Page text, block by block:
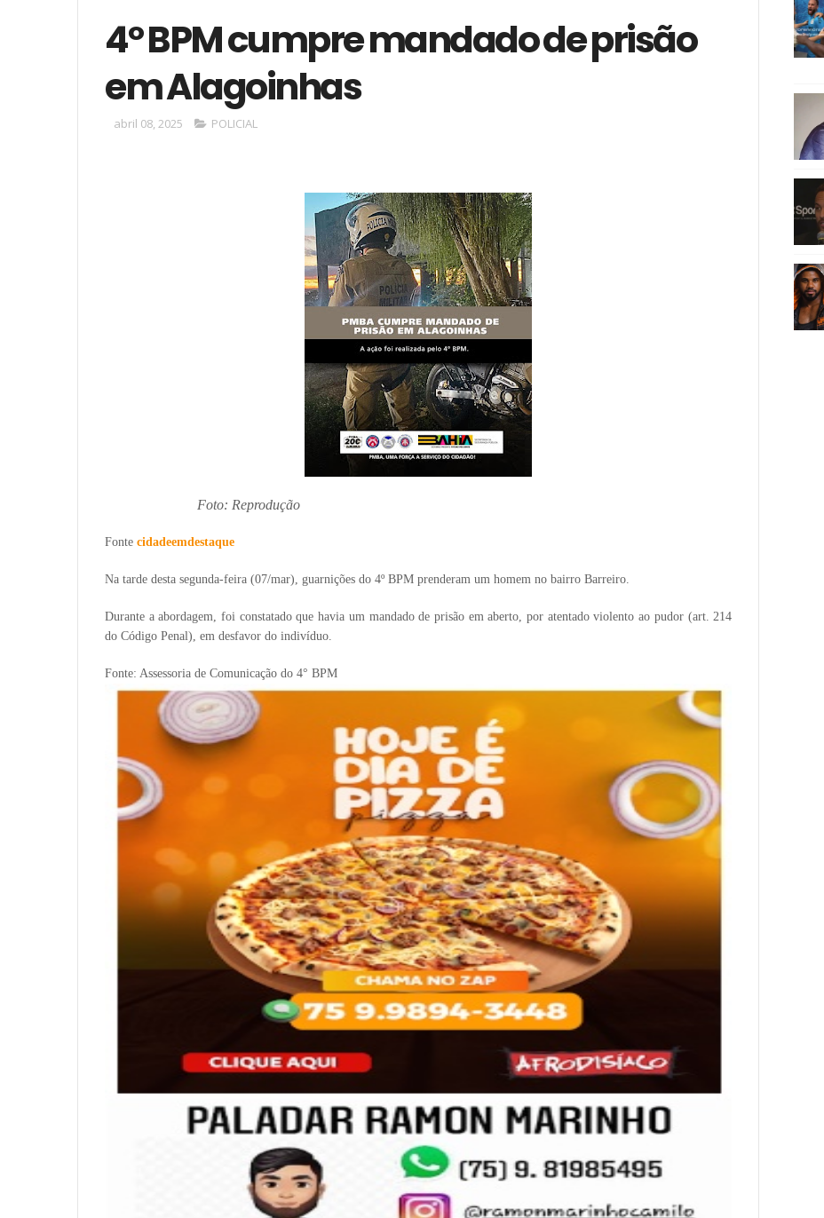
4º BPM cumpre mandado de prisão
em Alagoinhas
abril 08, 2025 POLICIAL
Foto: Reprodução
Fonte cidadeemdestaque
Na tarde desta segunda-feira (07/mar), guarnições do 4º BPM prenderam um homem no bairro Barreiro.
Durante a abordagem, foi constatado que havia um mandado de prisão em aberto, por atentado violento ao pudor (art. 214
do Código Penal), em desfavor do indivíduo.
Fonte: Assessoria de Comunicação do 4° BPM